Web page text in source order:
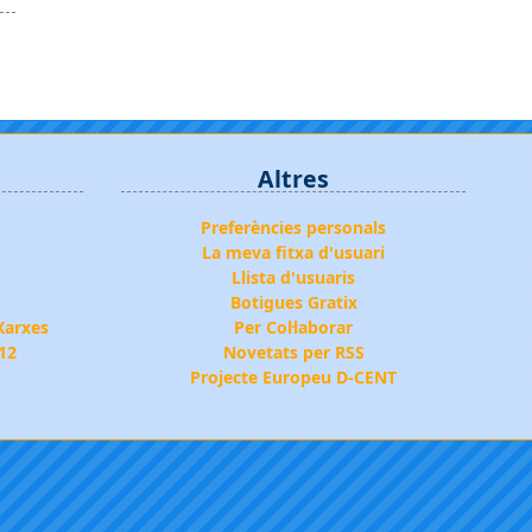
Altres
Preferències personals
La meva fitxa d'usuari
Llista d'usuaris
Botigues Gratix
Per Col·laborar
Novetats per RSS
Projecte Europeu D-CENT